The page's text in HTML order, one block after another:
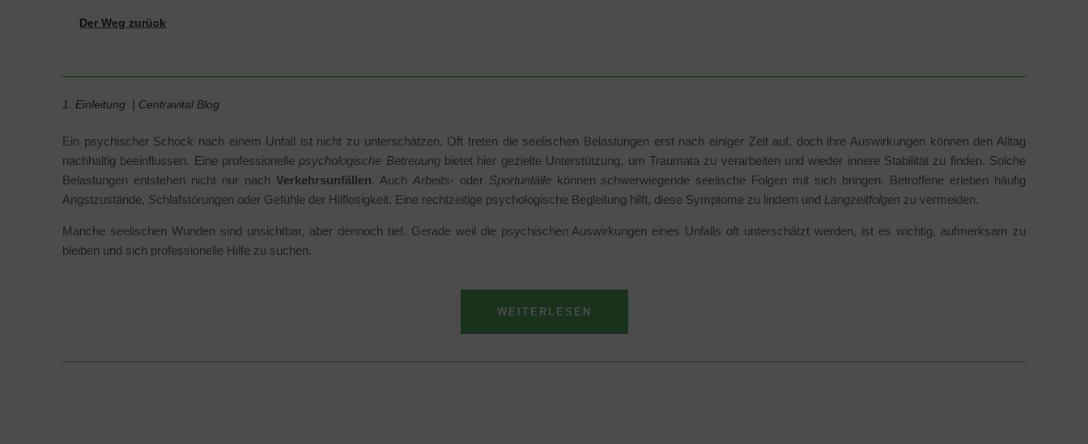
Der Weg zurück
1. Einleitung | Centravital Blog
Ein psychischer Schock nach einem Unfall ist nicht zu unterschätzen. Oft treten die seelischen Belastungen erst nach einiger Zeit auf, doch ihre Auswirkungen können den Alltag
nachhaltig beeinflussen. Eine professionelle psychologische Betreuungbietet hier gezielte Unterstützung, um Traumata zu verarbeiten und wieder innere Stabilität zu finden. Solche
Belastungen entstehen nicht nur nach Verkehrsunfällen. Auch Arbeits-oder Sportunfällekönnen schwerwiegende seelische Folgen mit sich bringen. Betroffene erleben häufig
Angstzustände, Schlafstörungen oder Gefühle der Hilflosigkeit. Eine rechtzeitige psychologische Begleitung hilft, diese Symptome zu lindern und Langzeitfolgen zu vermeiden.
Manche seelischen Wunden sind unsichtbar, aber dennoch tief. Gerade weil die psychischen Auswirkungen eines Unfalls oft unterschätzt werden, ist es wichtig, aufmerksam zu
bleiben und sich professionelle Hilfe zu suchen.
WEITERLESEN